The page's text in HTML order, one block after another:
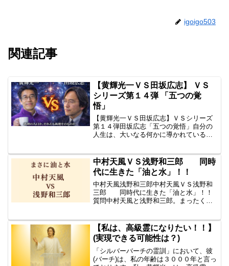
igoigo503
関連記事
【黄輝光一ＶＳ田坂広志】 ＶＳ
シリーズ第１４弾 「五つの覚
悟」
【黄輝光一ＶＳ田坂広志】ＶＳシリーズ
第１４弾田坂広志「五つの覚悟」自分の
人生は、大いなる何かに導かれている。
に原因がある。大いなる何かが、自分を
育てようとしている。逆境...
中村天風ＶＳ浅野和三郎 同時
代に生きた「油と水」！！
中村天風浅野和三郎中村天風ＶＳ浅野和
三郎 同時代に生きた「油と水」！！
質問中村天風と浅野和三郎。まったく同
に・・・。 二人はなんと2才ちがい。天
風は、「心身統一法」浅...
【私は、高級霊になりたい！！】
(実現できる可能性は？)
「シルバーバーチの霊訓」において、彼
(バーチ)は、私の年齢は３０００年と言っ